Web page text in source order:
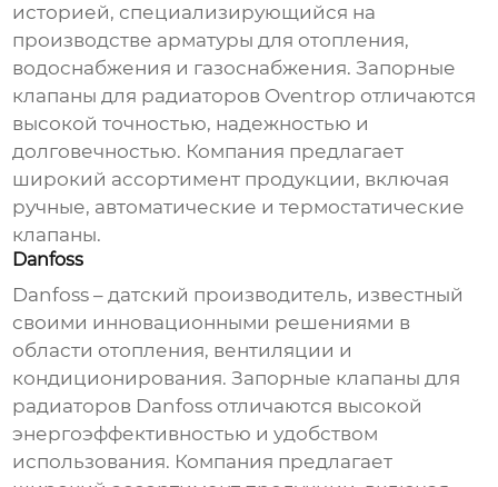
историей, специализирующийся на
производстве арматуры для отопления,
водоснабжения и газоснабжения.Запорные
клапаны для радиаторов Oventrop отличаются
высокой точностью, надежностью и
долговечностью. Компания предлагает
широкий ассортимент продукции, включая
ручные, автоматические и термостатические
клапаны.
Danfoss
Danfoss – датский производитель, известный
своими инновационными решениями в
области отопления, вентиляции и
кондиционирования.Запорные клапаны для
радиаторов Danfoss отличаются высокой
энергоэффективностью и удобством
использования. Компания предлагает